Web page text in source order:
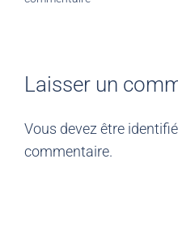
Laisser un
Vous devez être identifié
commentaire.